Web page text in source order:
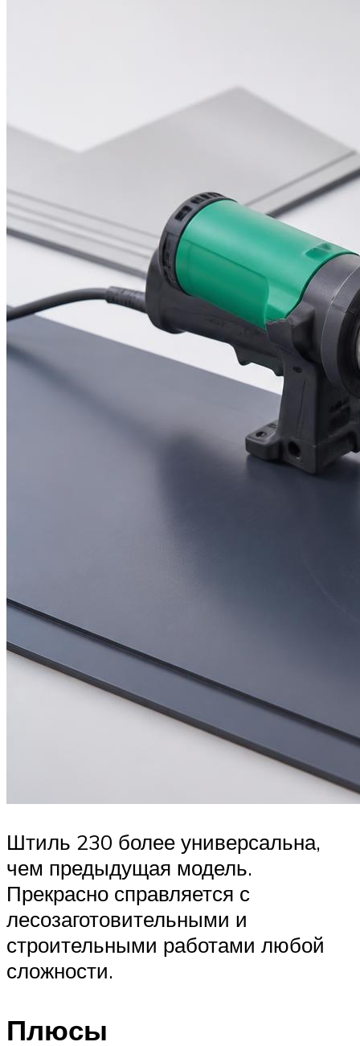
Штиль 230 более универсальна,
чем предыдущая модель.
Прекрасно справляется с
лесозаготовительными и
строительными работами любой
сложности.
Плюсы